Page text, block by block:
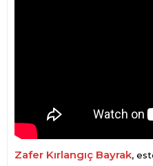
Zafer Kırlangıç Bayrak,